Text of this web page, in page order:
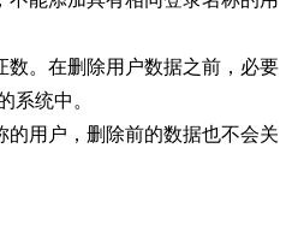
数。在删除用户数据之前，必要
系统中。
的用户，删除前的数据也不会关